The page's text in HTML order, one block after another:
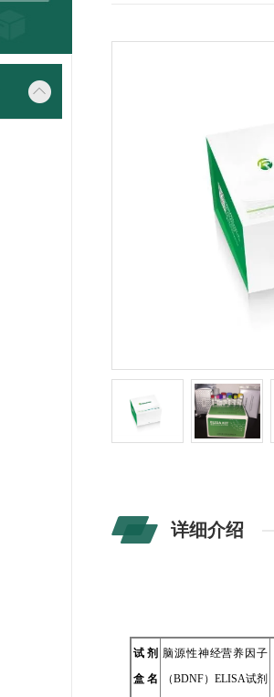
详细介绍
试剂
盒名
脑源性神经营养因子
（BDNF）ELISA试剂